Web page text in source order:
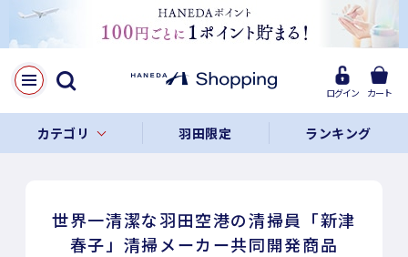
ログイン カート
カテゴリ 羽田限定 ランキング
世界一清潔な羽田空港の清掃員「新津
春子」清掃メーカー共同開発商品